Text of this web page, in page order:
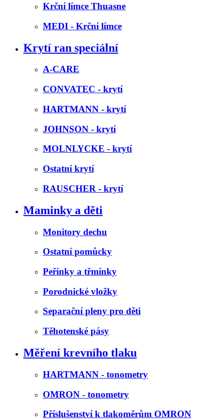
Krční límce Thuasne
MEDI - Krční límce
Krytí ran speciální
A-CARE
CONVATEC - krytí
HARTMANN - krytí
JOHNSON - krytí
MOLNLYCKE - krytí
Ostatní krytí
RAUSCHER - krytí
Maminky a děti
Monitory dechu
Ostatní pomůcky
Peřinky a třmínky
Porodnické vložky
Separační pleny pro děti
Těhotenské pásy
Měření krevního tlaku
HARTMANN - tonometry
OMRON - tonometry
Příslušenství k tlakoměrům OMRON